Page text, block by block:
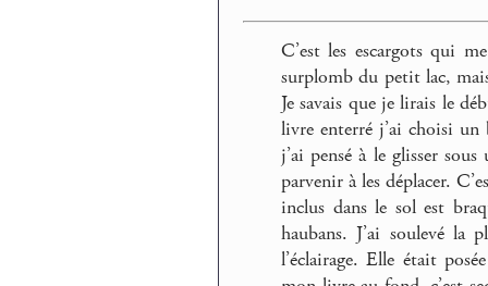
C’est les escargots qui
surplomb du petit lac,
Je savais que je lirais le
livre enterré j’ai choisi
j’ai pensé à le glisser
parvenir à les déplacer.
inclus dans le sol est
haubans. J’ai soulevé la
l’éclairage. Elle était